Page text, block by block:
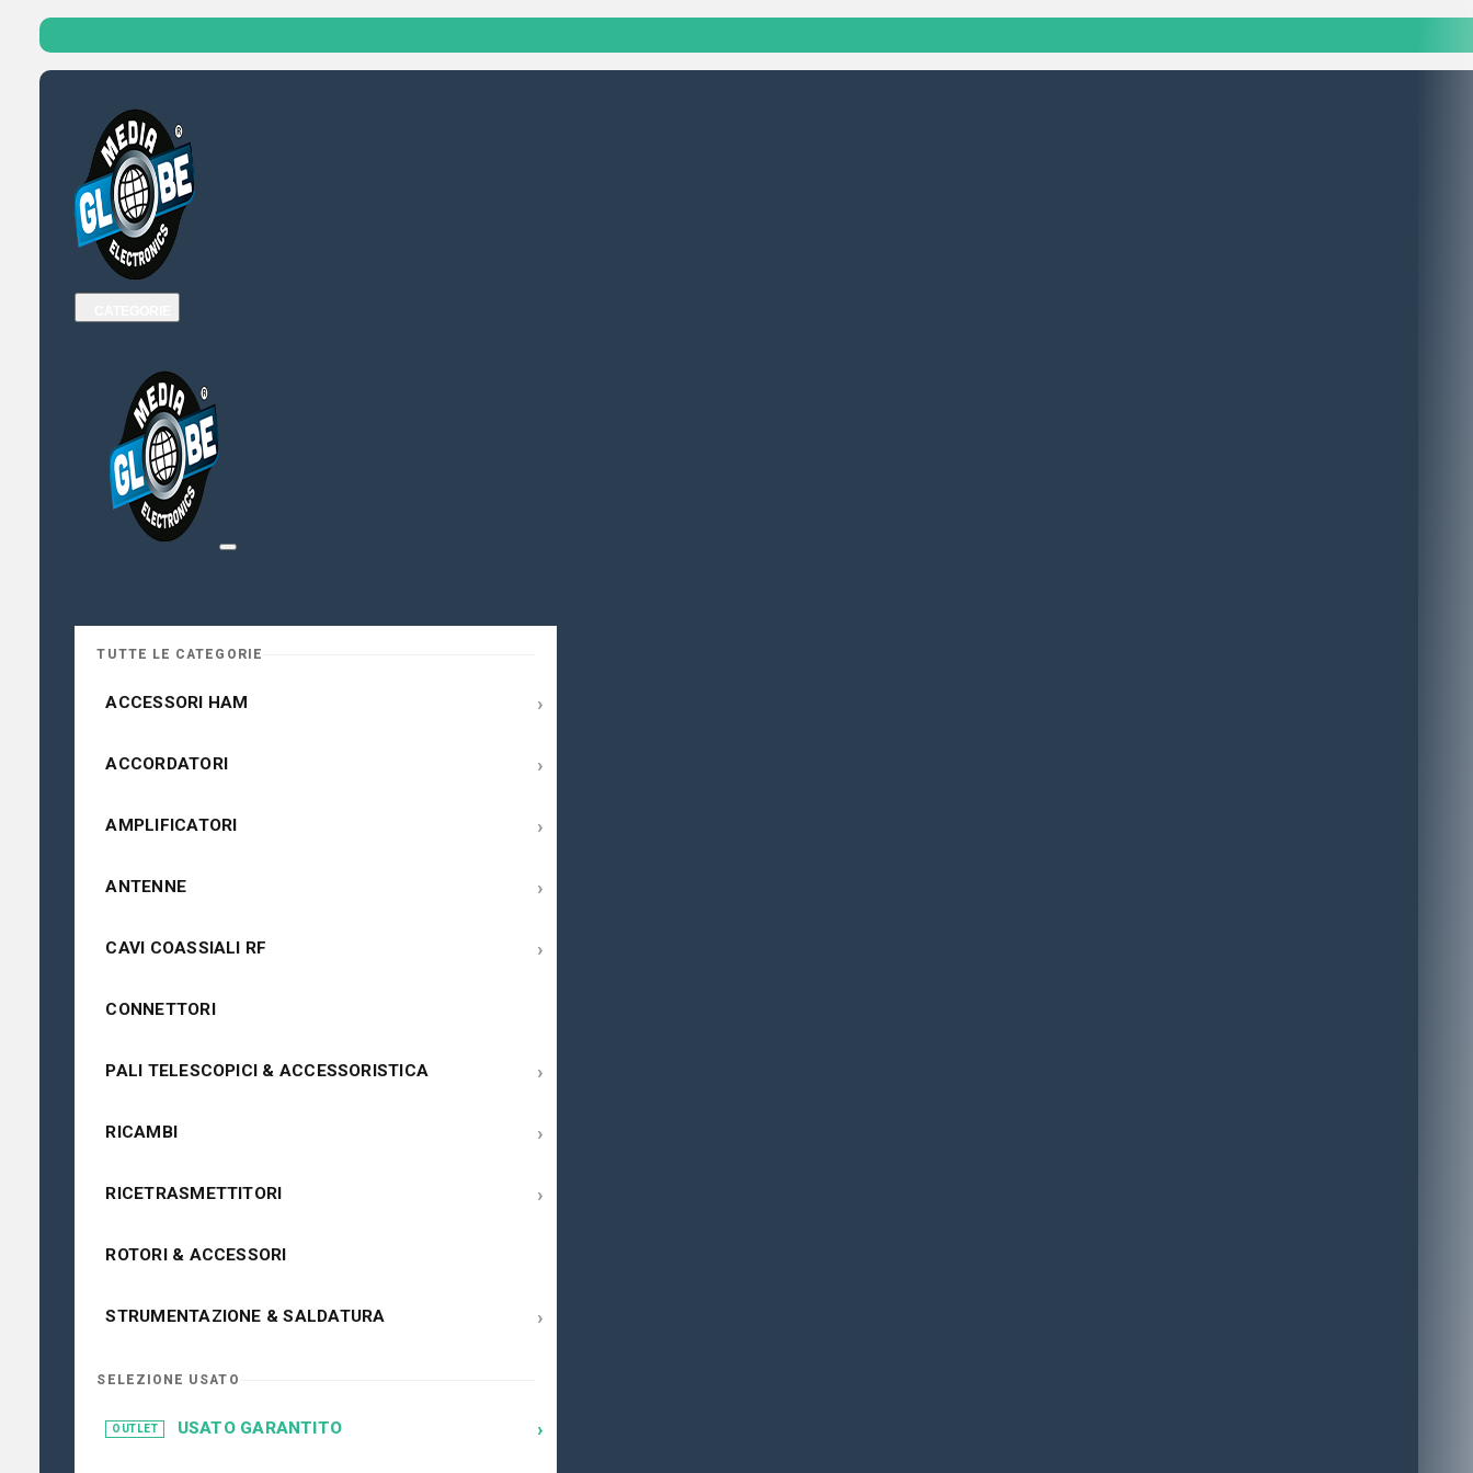
TUTTE LE CATEGORIE
ACCESSORI HAM ›
ACCORDATORI ›
AMPLIFICATORI ›
ANTENNE ›
CAVI COASSIALI RF ›
CONNETTORI
PALI TELESCOPICI & ACCESSORISTICA ›
RICAMBI ›
RICETRASMETTITORI ›
ROTORI & ACCESSORI
STRUMENTAZIONE & SALDATURA ›
SELEZIONE USATO
OUTLET USATO GARANTITO ›